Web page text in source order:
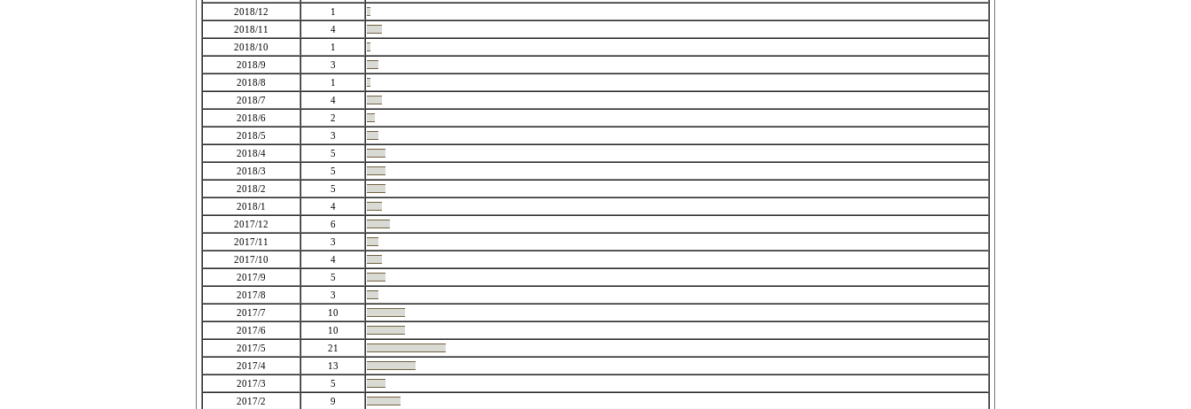
2018/12
1
2018/11
4
2018/10
1
2018/9
3
2018/8
1
2018/7
4
2018/6
2
2018/5
3
2018/4
5
2018/3
5
2018/2
5
2018/1
4
2017/12
6
2017/11
3
2017/10
4
2017/9
5
2017/8
3
2017/7
10
2017/6
10
2017/5
21
2017/4
13
2017/3
5
2017/2
9